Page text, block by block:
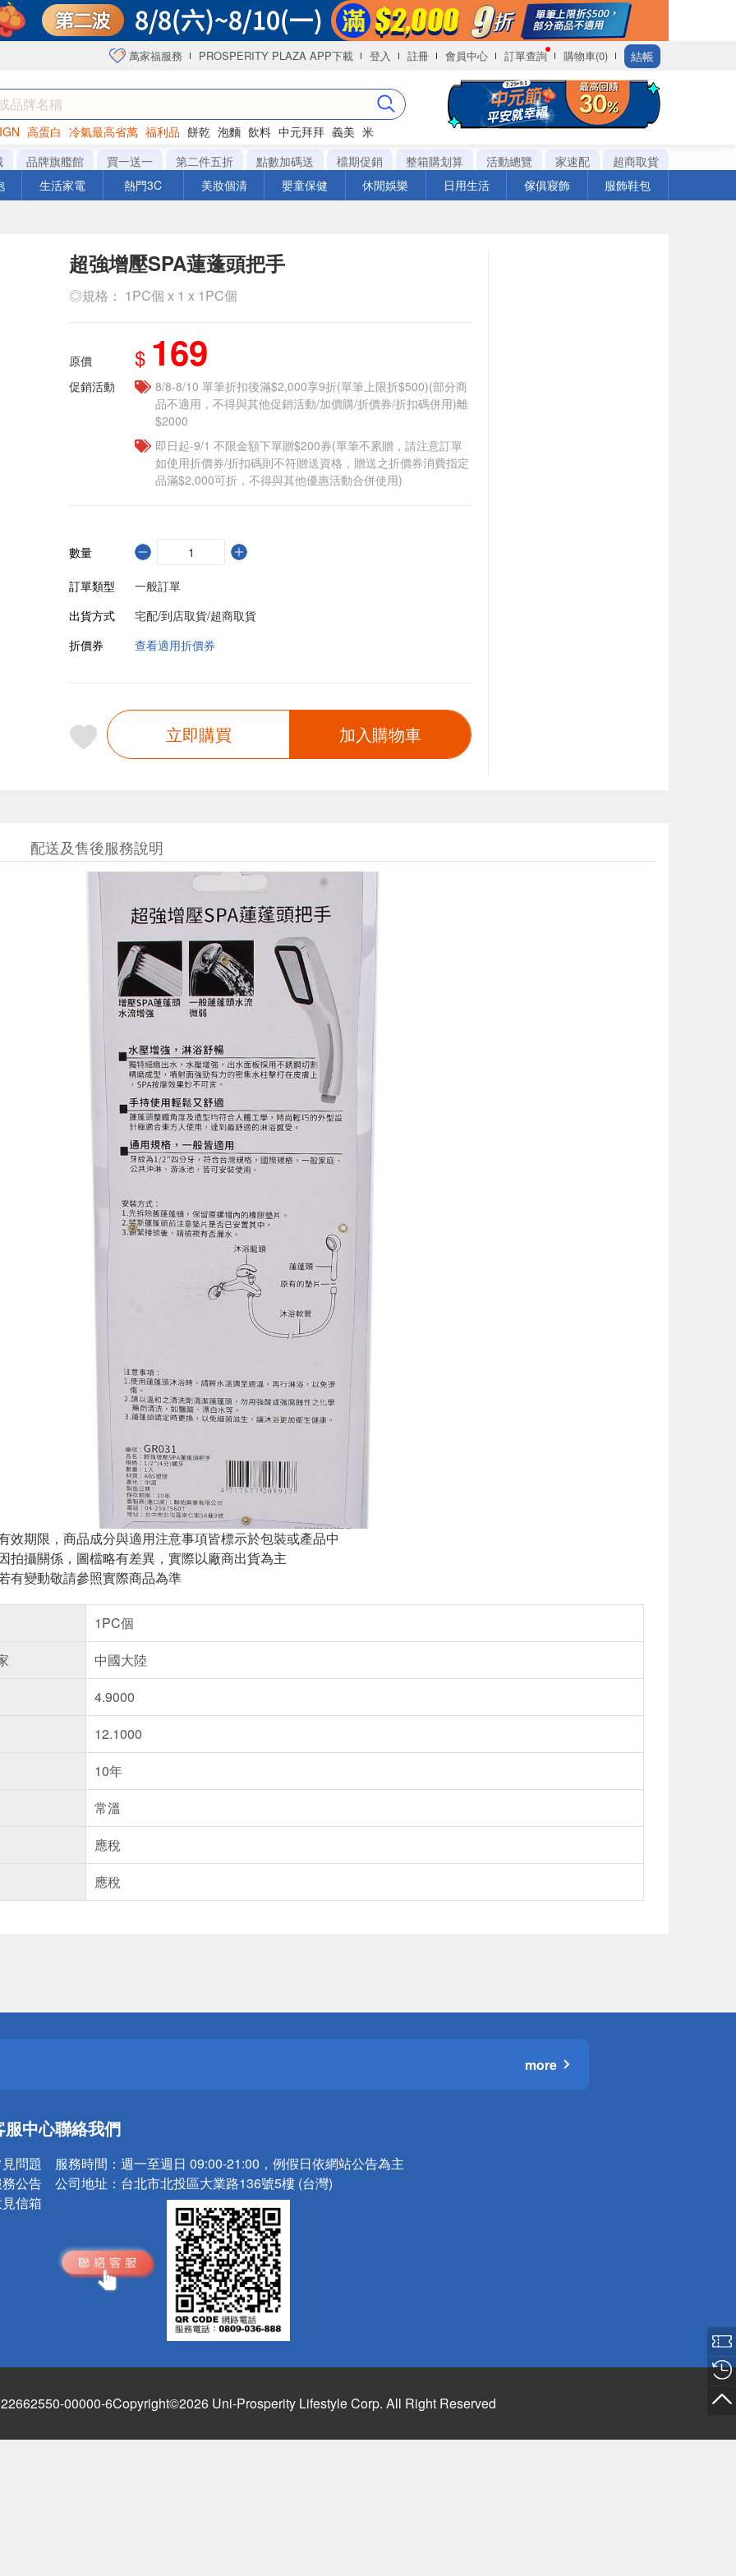
萬家福服務 PROSPERITY PLAZA APP下載 登入 註冊 會員中心 訂單查詢 購物車(0) 結帳
高蛋白 冷氣最高省萬 福利品 餅乾 泡麵 飲料 中元拜拜 義美 米
洋芋片
品牌旗艦館 買一送一 第二件五折 點數加碼送 檔期促銷 整箱購划算 活動總覽 家速配
超商取貨
生活家電 熱門3C 美妝個清 嬰童保健 休閒娛樂 日用生活 傢俱寢飾 服飾鞋包
超強增壓SPA蓮蓬頭把手
◎規格： 1PC個 x 1 x 1PC個
原價 $ 169
促銷活動
8/8-8/10 單筆折扣後滿$2,000享9折(單筆上限折$500)(部分商
品不適用，不得與其他促銷活動/加價購/折價券/折扣碼併用)離
$2000
即日起-9/1 不限金額下單贈$200券(單筆不累贈，請注意訂單
如使用折價券/折扣碼則不符贈送資格，贈送之折價券消費指定
品滿$2,000可折，不得與其他優惠活動合併使用)
數量
訂單類型
一般訂單
出貨方式
宅配/到店取貨/超商取貨
折價券
查看適用折價券
立即購買 加入購物車
配送及售後服務說明
效期限，商品成分與適用注意事項皆標示於包裝或產品中
拍攝關係，圖檔略有差異，實際以廠商出貨為主
有變動敬請參照實際商品為準
1PC個
中國大陸
4.9000
12.1000
10年
常溫
應稅
應稅
小心！
小心！
more
服中心
問題
公告
信箱
聯絡我們
服務時間： 週一至週日 09:00-21:00，例假日依網站公告為主
公司地址： 台北市北投區大業路136號5樓 (台灣)
00000-6Copyright©2026 Uni-Prosperity Lifestyle Corp. All Right Reserved